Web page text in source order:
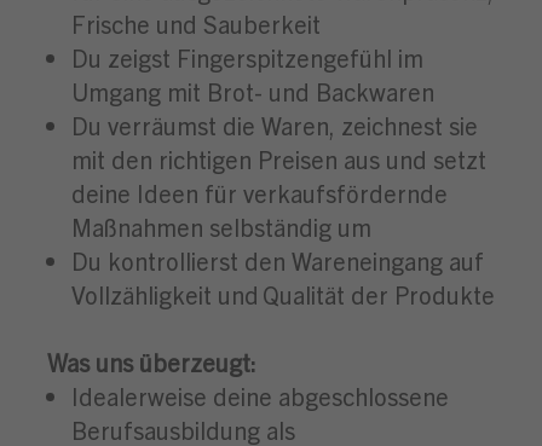
Frische und Sauberkeit
Du zeigst Fingerspitzengefühl im
Umgang mit Brot- und Backwaren
Du verräumst die Waren, zeichnest sie
mit den richtigen Preisen aus und setzt
deine Ideen für verkaufsfördernde
Maßnahmen selbständig um
Du kontrollierst den Wareneingang auf
Vollzähligkeit und Qualität der Produkte
Was uns überzeugt:
Idealerweise deine abgeschlossene
Berufsausbildung als